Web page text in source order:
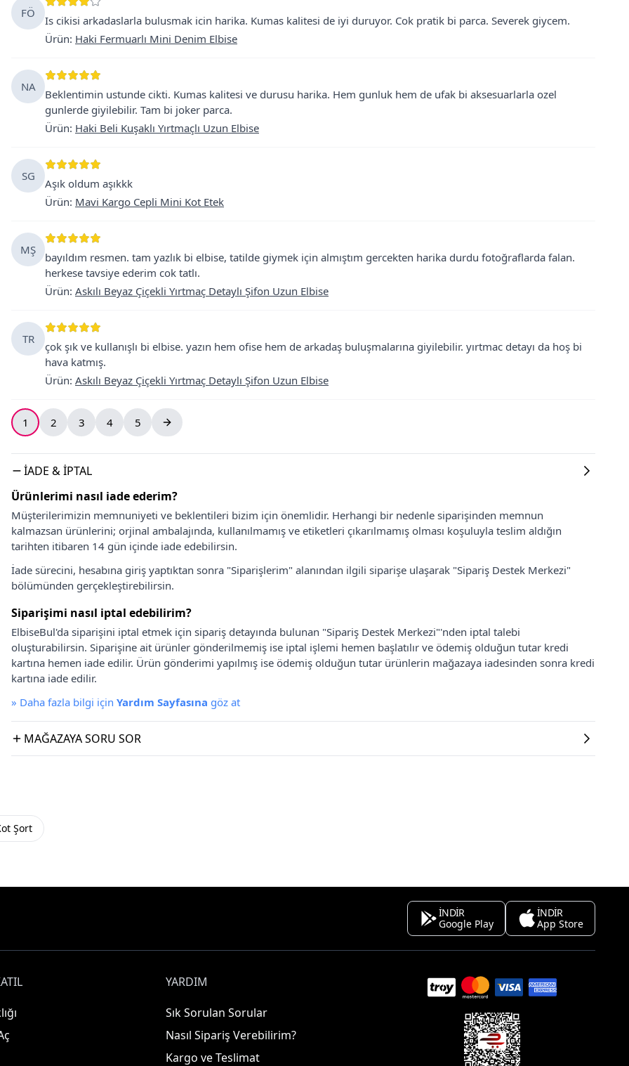
FÖ
Is cikisi arkadaslarla bulusmak icin harika. Kumas kalitesi de iyi duruyor. Cok pratik bi parca. Severek giycem.
Ürün: Haki Fermuarlı Mini Denim Elbise
NA
Beklentimin ustunde cikti. Kumas kalitesi ve durusu harika. Hem gunluk hem de ufak bi aksesuarlarla ozel
gunlerde giyilebilir. Tam bi joker parca.
Ürün: Haki Beli Kuşaklı Yırtmaçlı Uzun Elbise
SG
Aşık oldum aşıkkk
Ürün: Mavi Kargo Cepli Mini Kot Etek
MŞ
bayıldım resmen. tam yazlık bi elbise, tatilde giymek için almıştım gercekten harika durdu fotoğraflarda falan.
herkese tavsiye ederim cok tatlı.
Ürün: Askılı Beyaz Çiçekli Yırtmaç Detaylı Şifon Uzun Elbise
TR
çok şık ve kullanışlı bi elbise. yazın hem ofise hem de arkadaş buluşmalarına giyilebilir. yırtmac detayı da hoş bi
hava katmış.
Ürün: Askılı Beyaz Çiçekli Yırtmaç Detaylı Şifon Uzun Elbise
1 2 3 4 5
İADE & İPTAL
Ürünlerimi nasıl iade ederim?
Müşterilerimizin memnuniyeti ve beklentileri bizim için önemlidir. Herhangi bir nedenle siparişinden memnun
kalmazsan ürünlerini; orjinal ambalajında, kullanılmamış ve etiketleri çıkarılmamış olması koşuluyla teslim aldığın
tarihten itibaren 14 gün içinde iade edebilirsin.
İade sürecini, hesabına giriş yaptıktan sonra "Siparişlerim" alanından ilgili siparişe ulaşarak "Sipariş Destek Merkezi"
bölümünden gerçekleştirebilirsin.
Siparişimi nasıl iptal edebilirim?
ElbiseBul'da siparişini iptal etmek için sipariş detayında bulunan "Sipariş Destek Merkezi"'nden iptal talebi
oluşturabilirsin. Siparişine ait ürünler gönderilmemiş ise iptal işlemi hemen başlatılır ve ödemiş olduğun tutar kredi
kartına hemen iade edilir. Ürün gönderimi yapılmış ise ödemiş olduğun tutar ürünlerin mağazaya iadesinden sonra kredi
kartına iade edilir.
» Daha fazla bilgi için Yardım Sayfasına göz at
MAĞAZAYA SORU SOR
Şort
İNDİR
Google Play
İNDİR
App Store
YARDIM
Sık Sorulan Sorular
Nasıl Sipariş Verebilirim?
Kargo ve Teslimat